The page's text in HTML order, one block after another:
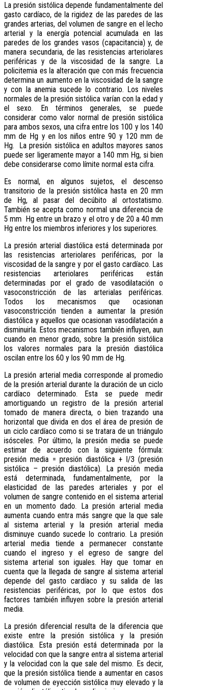
La presión sistólica depende fundamentalmente del
gasto cardíaco, de la rigidez de las paredes de las
grandes arterias, del volumen de sangre en el lecho
arterial y la energía potencial acumulada en las
paredes de los grandes vasos (capacitancia) y, de
manera secundaria, de las resistencias arteriolares
periféricas y de la viscosidad de la sangre. La
policitemia es la alteración que con más frecuencia
determina un aumento en la viscosidad de la sangre
y con la anemia sucede lo contrario. Los niveles
normales de la presión sistólica varían con la edad y
el sexo. En términos generales, se puede
considerar como valor normal de presión sistólica
para ambos sexos, una cifra entre los 100 y los 140
mm de Hg y en los niños entre 90 y 120 mm de
Hg. La presión sistólica en adultos mayores sanos
puede ser ligeramente mayor a 140 mm Hg, si bien
debe considerarse como límite normal esta cifra.
Es normal, en algunos sujetos, el descenso
transitorio de la presión sistólica hasta en 20 mm
de Hg, al pasar del decúbito al ortostatismo.
También se acepta como normal una diferencia de
5 mm Hg entre un brazo y el otro y de 20 a 40 mm
Hg entre los miembros inferiores y los superiores.
La presión arterial diastólica está determinada por
las resistencias arteriolares periféricas, por la
viscosidad de la sangre y por el gasto cardíaco. Las
resistencias arteriolares periféricas están
determinadas por el grado de vasodilatación o
vasoconstricción de las arterialas periféricas.
Todos los mecanismos que ocasionan
vasoconstricción tienden a aumentar la presión
diastólica y aquellos que ocasionan vasodilatación a
disminuirla. Estos mecanismos también influyen, aun
cuando en menor grado, sobre la presión sistólica
los valores normales para la presión diastólica
oscilan entre los 60 y los 90 mm de Hg.
La presión arterial media corresponde al promedio
de la presión arterial durante la duración de un ciclo
cardíaco determinado. Esta se puede medir
amortiguando un registro de la presión arterial
tomado de manera directa, o bien trazando una
horizontal que divida en dos el área de presión de
un ciclo cardíaco como si se tratara de un triángulo
isósceles. Por último, la presión media se puede
estimar de acuerdo con la siguiente fórmula:
presión media = presión diastólica + l/3 (presión
sistólica – presión diastólica). La presión media
está determinada, fundamentalmente, por la
elasticidad de las paredes arteriales y por el
volumen de sangre contenido en el sistema arterial
en un momento dado. La presión arterial media
aumenta cuando entra más sangre que la que sale
al sistema arterial y la presión arterial media
disminuye cuando sucede lo contrario. La presión
arterial media tiende a permanecer constante
cuando el ingreso y el egreso de sangre del
sistema arterial son iguales. Hay que tomar en
cuenta que la llegada de sangre al sistema arterial
depende del gasto cardíaco y su salida de las
resistencias periféricas, por lo que estos dos
factores también influyen sobre la presión arterial
media.
La presión diferencial resulta de la diferencia que
existe entre la presión sistólica y la presión
diastólica. Esta presión está determinada por la
velocidad con que la sangre entra al sistema arterial
y la velocidad con la que sale del mismo. Es decir,
que la presión sistólica tiende a aumentar en casos
de volumen de eyección sistólica muy elevado y la